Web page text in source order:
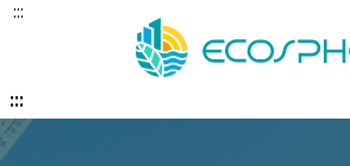
跳
內
容
:::
:::